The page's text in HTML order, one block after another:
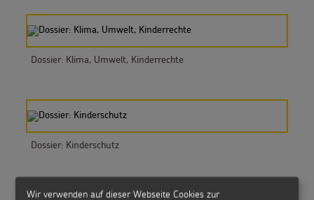
Dossier: Klima, Umwelt, Kinderrechte
Dossier: Kinderschutz
Wir verwenden auf dieser Webseite Cookies zur